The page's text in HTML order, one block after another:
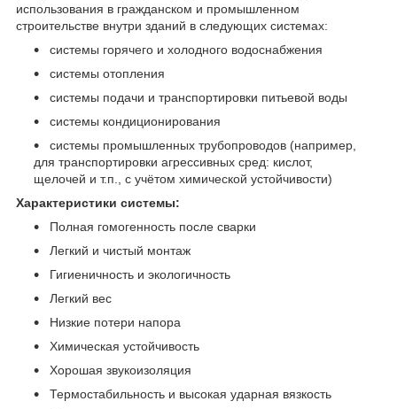
использования в гражданском и промышленном
строительстве внутри зданий в следующих системах:
системы горячего и холодного водоснабжения
системы отопления
системы подачи и транспортировки питьевой воды
системы кондиционирования
системы промышленных трубопроводов (например,
для транспортировки агрессивных сред: кислот,
щелочей и т.п., с учётом химической устойчивости)
Характеристики системы:
Полная гомогенность после сварки
Легкий и чистый монтаж
Гигиеничность и экологичность
Легкий вес
Низкие потери напора
Химическая устойчивость
Хорошая звукоизоляция
Термостабильность и высокая ударная вязкость